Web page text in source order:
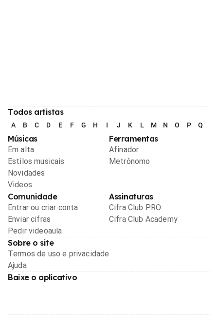
Todos artistas
A B C D E F G H I J K L M N O P Q
Músicas
Em alta
Estilos musicais
Novidades
Videos
Ferramentas
Afinador
Metrônomo
Comunidade
Entrar ou criar conta
Enviar cifras
Pedir videoaula
Assinaturas
Cifra Club PRO
Cifra Club Academy
Sobre o site
Termos de uso e privacidade
Ajuda
Baixe o aplicativo